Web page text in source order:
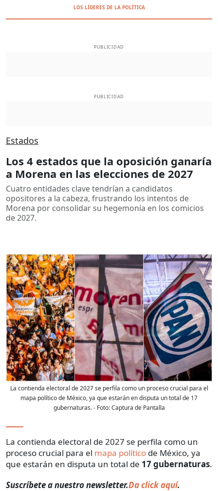
LOS LÍDERES DE LA POLÍTICA
PUBLICIDAD
PUBLICIDAD
Estados
Los 4 estados que la oposición ganaría
a Morena en las elecciones de 2027
Cuatro entidades clave tendrían a candidatos
opositores a la cabeza, frustrando los intentos de
Morena por consolidar su hegemonía en los comicios
de 2027.
La contienda electoral de 2027 se perfila como un proceso crucial para el
mapa político de México, ya que estarán en disputa un total de 17
gubernaturas.- Foto:Captura de Pantalla
La contienda electoral de 2027 se perfila como un
proceso crucial para el mapa político de México, ya
que estarán en disputa un total de 17 gubernaturas.
Suscríbete a nuestro newsletter.Da click aquí.